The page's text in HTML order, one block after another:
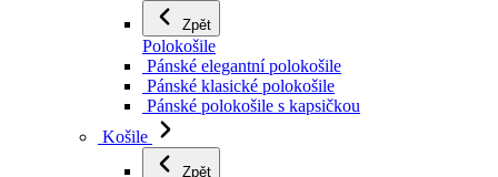
Zpět
Polokošile
Pánské elegantní polokošile
Pánské klasické polokošile
Pánské polokošile s kapsičkou
Košile
Zpět